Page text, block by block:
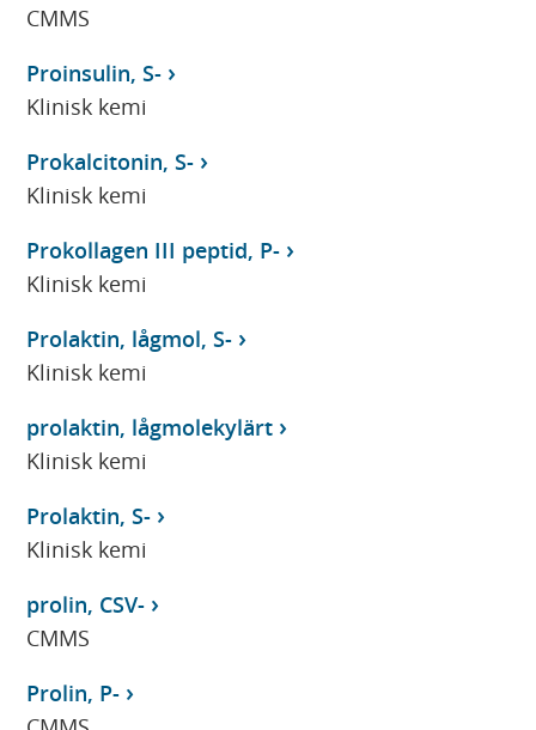
CMMS
Proinsulin, S-
Klinisk kemi
Prokalcitonin, S-
Klinisk kemi
Prokollagen III peptid, P-
Klinisk kemi
Prolaktin, lågmol, S-
Klinisk kemi
prolaktin, lågmolekylärt
Klinisk kemi
Prolaktin, S-
Klinisk kemi
prolin, CSV-
CMMS
Prolin, P-